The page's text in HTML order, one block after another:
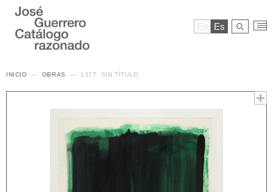
En Es
INICIO OBRAS 1377. SIN TÍTULO